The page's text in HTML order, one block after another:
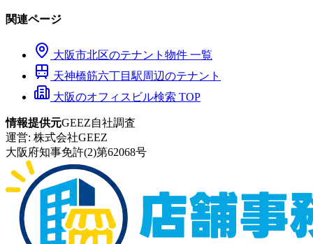
関連ページ
大阪市北区のテナント物件 一覧
天神橋筋六丁目 駅周辺のテナント
大阪のオフィスビル検索 TOP
情報提供元GEEZ自社調査
運営: 株式会社GEEZ
大阪府知事免許(2)第62068号